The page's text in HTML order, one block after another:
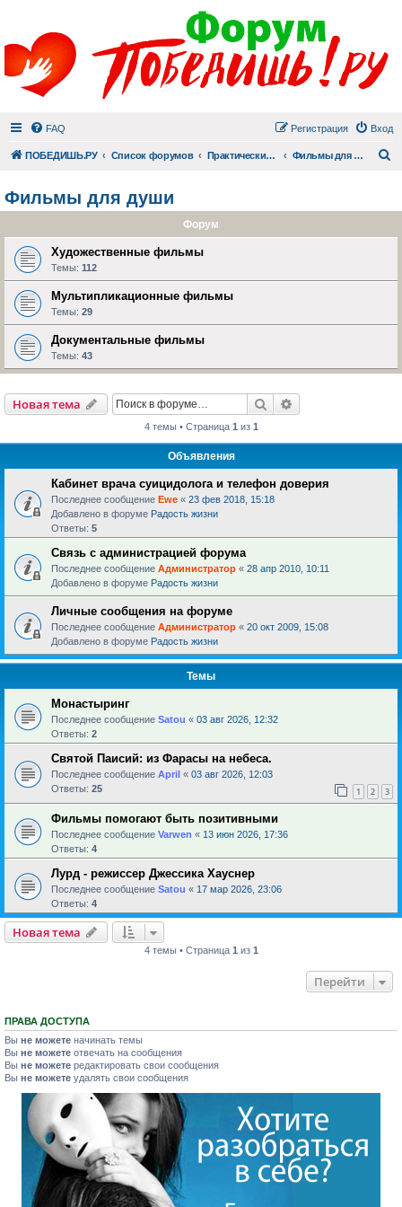
FAQ Вход
Регистрация
ПОБЕДИШЬ.РУ Список форумов Практический раздел Фильмы для души
Фильмы для души
Форум
Художественные фильмы
Темы: 112
Мультипликационные фильмы
Темы: 29
Документальные фильмы
Темы: 43
Новая тема Поиск
4 темы • Страница 1 из 1
Объявления
Кабинет врача суицидолога и телефон доверия
Последнее сообщение Ewe « 23 фев 2018, 15:18
Добавлено в форуме Радость жизни
Ответы: 5
Связь с администрацией форума
Последнее сообщение Администратор « 28 апр 2010, 10:11
Добавлено в форуме Радость жизни
Личные сообщения на форуме
Последнее сообщение Администратор « 20 окт 2009, 15:08
Добавлено в форуме Радость жизни
Темы
Монастыринг
Последнее сообщение Satou « 03 авг 2026, 12:32
Ответы: 2
Святой Паисий: из Фарасы на небеса.
Последнее сообщение April « 03 авг 2026, 12:03
Ответы: 25 1 2 3
Фильмы помогают быть позитивными
Последнее сообщение Varwen « 13 июн 2026, 17:36
Ответы: 4
Лурд - режиссер Джессика Хауснер
Последнее сообщение Satou « 17 мар 2026, 23:06
Ответы: 4
Новая тема
4 темы • Страница 1 из 1
Перейти
ПРАВА ДОСТУПА
Вы не можете начинать темы
Вы не можете отвечать на сообщения
Вы не можете редактировать свои сообщения
Вы не можете удалять свои сообщения